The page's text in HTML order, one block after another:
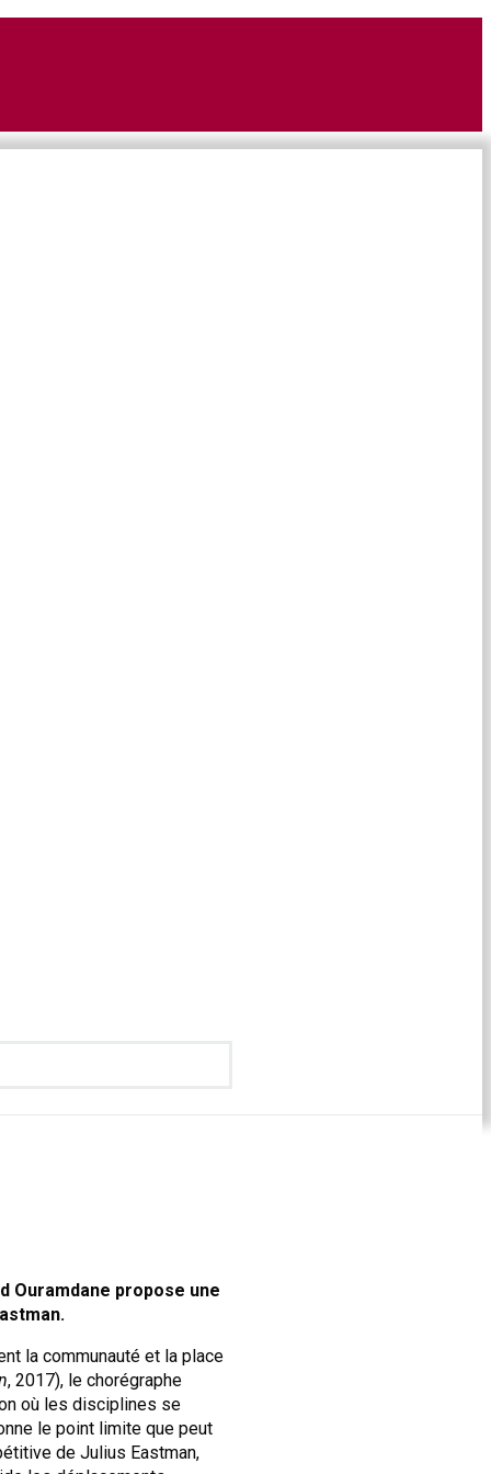
Ouramdane propose une
la communauté et la place
, 2017), le chorégraphe
où les disciplines se
le point limite que peut
de Julius Eastman,